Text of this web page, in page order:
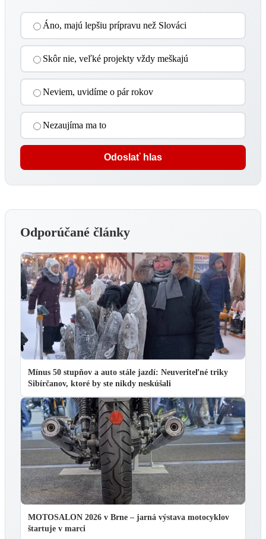
Áno, majú lepšiu prípravu než Slováci
Skôr nie, veľké projekty vždy meškajú
Neviem, uvidíme o pár rokov
Nezaujíma ma to
Odoslať hlas
Odporúčané články
Mínus 50 stupňov a auto stále jazdí: Neuveriteľné triky
Sibírčanov, ktoré by ste nikdy neskúšali
MOTOSALON 2026 v Brne – jarná výstava motocyklov
štartuje v marci